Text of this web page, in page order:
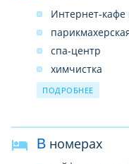
Интернет-кафе
спа-центр
химчистка
крытые
конференц-
рестораны: 1
прачечная
ПОДРОБНЕЕ
В номерах